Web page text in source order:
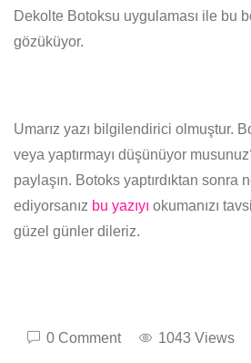
Dekolte Botoksu uygulaması ile bu
gözüküyor.
Umarız yazı bilgilendirici olmuştur.
veya yaptırmayı düşünüyor
paylaşın. Botoks yaptırdıktan sonra
ediyorsanız bu yazıyı okumanızı
güzel günler dileriz.
0 Comment 1043 Views